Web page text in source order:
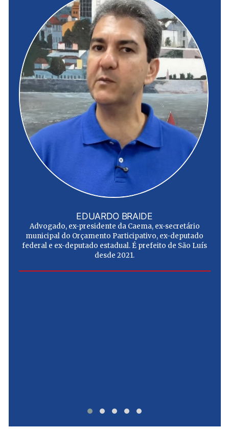
EDUARDO BRAIDE
Advogado, ex-presidente da Caema, ex-secretário
municipal do Orçamento Participativo, ex-deputado
federal e ex-deputado estadual. É prefeito de São Luís
desde 2021.